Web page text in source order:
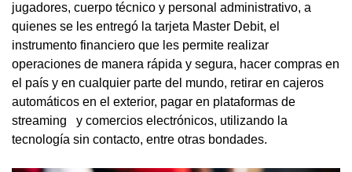
jugadores, cuerpo técnico y personal administrativo, a
quienes se les entregó la tarjeta Master Debit, el
instrumento financiero que les permite realizar
operaciones de manera rápida y segura, hacer compras en
el país y en cualquier parte del mundo, retirar en cajeros
automáticos en el exterior, pagar en plataformas de
streaming y comercios electrónicos, utilizando la
tecnología sin contacto, entre otras bondades.